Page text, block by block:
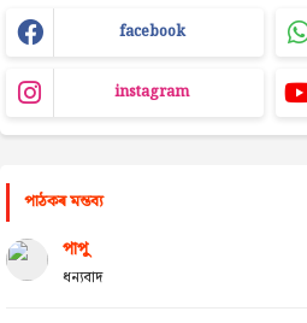
facebook
instagram
পাঠকৰ মন্তব্য
পাপু
ধন্যবাদ